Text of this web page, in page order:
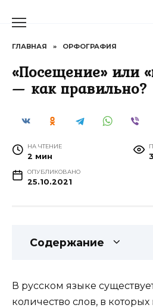
ГЛАВНАЯ » ОРФОГРАФИЯ
«Посещение» или
— как правильно?
НА ЧТЕНИЕ
2 мин
ОПУБЛИКОВАНО
25.10.2021
Содержание
В русском языке
количество слов, в